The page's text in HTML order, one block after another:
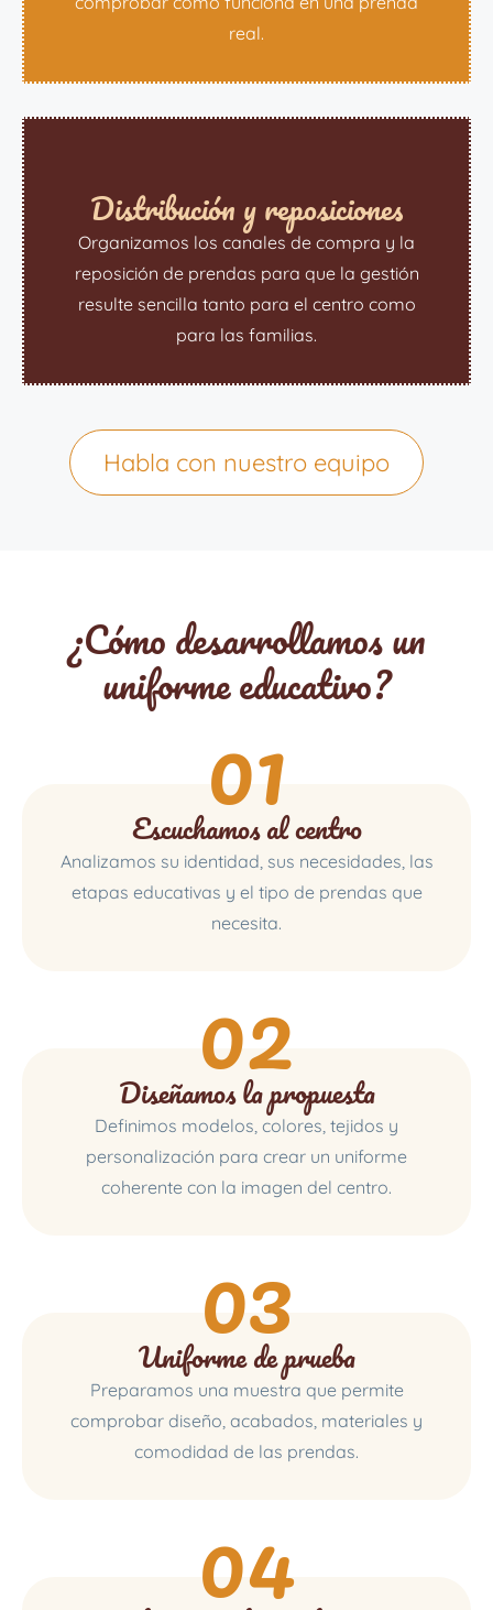
real.
Distribución y reposiciones
Organizamos los canales de compra y la
reposición de prendas para que la gestión
resulte sencilla tanto para el centro como
para las familias.
Habla con nuestro equipo
¿Cómo desarrollamos un
uniforme educativo?
01
Escuchamos al centro
Analizamos su identidad, sus necesidades, las
etapas educativas y el tipo de prendas que
necesita.
02
Diseñamos la propuesta
Definimos modelos, colores, tejidos y
personalización para crear un uniforme
coherente con la imagen del centro.
03
Uniforme de prueba
Preparamos una muestra que permite
comprobar diseño, acabados, materiales y
comodidad de las prendas.
04